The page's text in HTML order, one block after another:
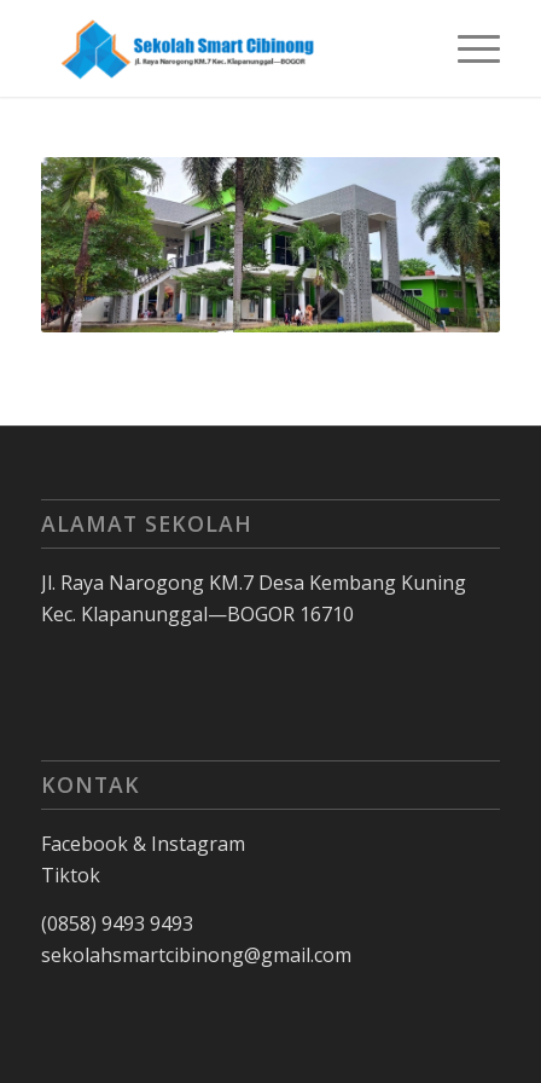
ALAMAT SEKOLAH
Jl. Raya Narogong KM.7 Desa Kembang Kuning
Kec. Klapanunggal—BOGOR 16710
KONTAK
Facebook & Instagram
Tiktok
(0858) 9493 9493
sekolahsmartcibinong@gmail.com